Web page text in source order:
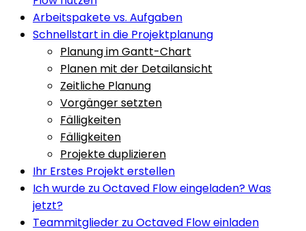
Arbeitspakete vs. Aufgaben
Schnellstart in die Projektplanung
Planung im Gantt-Chart
Planen mit der Detailansicht
Zeitliche Planung
Vorgänger setzten
Fälligkeiten
Fälligkeiten
Projekte duplizieren
Ihr Erstes Projekt erstellen
Ich wurde zu Octaved Flow eingeladen? Was
jetzt?
Teammitglieder zu Octaved Flow einladen